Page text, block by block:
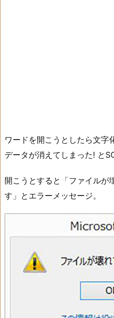
ワードを開こうとしたら文字
データが消えてしまった! と
開こうとすると「ファイルが
す」とエラーメッセージ。